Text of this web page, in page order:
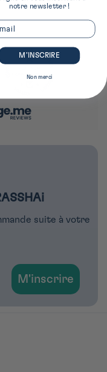
avis
suite à votre
M'inscrire
notre newsletter !
M’INSCRIRE
Non merci